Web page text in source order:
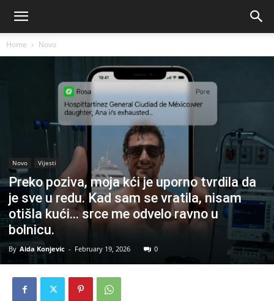
Home Novo
Novo Vijesti
Preko poziva, moja kći je uporno tvrdila da
je sve u redu. Kad sam se vratila, nisam
otišla kući… srce me odvelo ravno u
bolnicu.
By Aida Konjevic - February 19, 2026 0